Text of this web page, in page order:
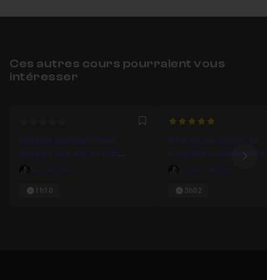
Ces autres cours pourraient vous
intéresser
Favori
Contrôle parental iPhone :
protéger son ado sans le
surveiller
Laurent Nivon
1h10
5
iPhone sans stress : la
formation complète
votre iPhone en toute
Laurent Nivon
3h02